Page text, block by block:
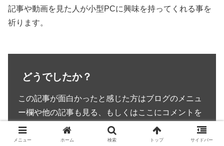
記事や動画を見た人が小型PCに興味を持ってくれる事を
祈ります。
どうでしたか？
この記事が面白かったと感じた方はブログのメニュ
ー欄や他の記事も見る、もしくはここにコメントを
ください。
他にもアマゾンや楽天の広告から商品を買ったりし
メニュー ホーム 検索 トップ サイドバー